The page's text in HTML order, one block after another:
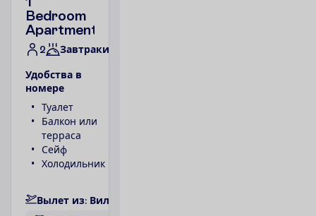
Bedroom
Apartment
2 Завтраки
Удобства в
номере
Туалет
Балкон или
терраса
Сейф
Холодильник
Вылет из: Вил